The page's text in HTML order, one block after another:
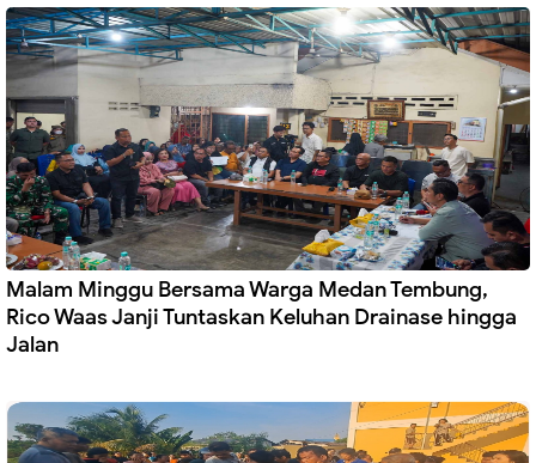
Malam Minggu Bersama Warga Medan Tembung,
Rico Waas Janji Tuntaskan Keluhan Drainase hingga
Jalan